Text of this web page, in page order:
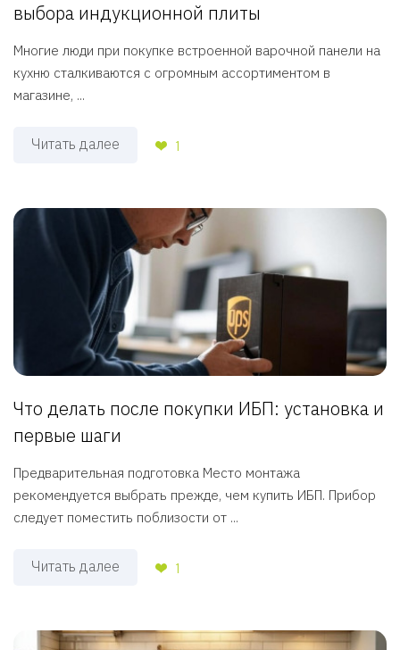
выбора индукционной плиты
Многие люди при покупке встроенной варочной панели на
кухню сталкиваются с огромным ассортиментом в
магазине, ...
Читать далее 1
Что делать после покупки ИБП: установка и
первые шаги
Предварительная подготовка Место монтажа
рекомендуется выбрать прежде, чем купить ИБП. Прибор
следует поместить поблизости от ...
Читать далее 1